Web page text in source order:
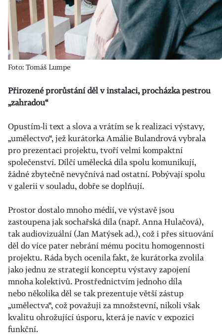
Foto: Tomáš Lumpe
Přirozené prorůstání děl v instalaci, procházka pestrou
„zahradou“
Opustím-li text a slova a vrátím se k realizaci výstavy,
„umělectvo“, jež kurátorka Amálie Bulandrová vybrala
pro prezentaci projektu, tvoří velmi kompaktní
společenství. Dílčí umělecká díla spolu komunikují,
žádné zbytečně nevyčnívá nad ostatní. Pobývají spolu
v galerii v souladu, dobře se doplňují.
Prostor dostalo mnoho médií, ve výstavě jsou
zastoupena jak sochařská díla (např. Anna Hulačová),
tak audiovizuální (Jan Matýsek ad.), což i přessituování
děl do více pater nebrání mému pocitu homogennosti
projektu. Ráda bych ocenila fakt, že kurátorka zvolila
jako jednu ze strategií konceptu výstavy zapojení
mnoha kolektivů. Prostřednictvím jednoho díla
nebo několikaděl se tak prezentuje větší zástup
„umělectva“, což považuji za množstevní, nikoli však
kvalitu ohrožující úsporu, která je navíc v expozici
funkční.